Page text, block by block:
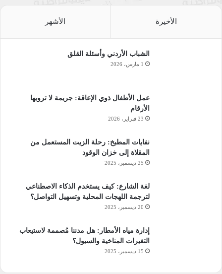
الأخيرة الأشهر
الشباب الأردني وأسئلة القلق
1 مارس، 2026
عمل الأطفال ذوي الإعاقة: جريمة لا ترويها
الأرقام
23 فبراير، 2026
نفايات المطبخ: رحلة الزيت المستعمل من
المقلاة إلى خزان الوقود
25 ديسمبر، 2025
لغة الشارع: كيف يستخدم الذكاء الاصطناعي
لترجمة اللهجات المحلية وتسهيل التواصل؟
20 ديسمبر، 2025
إدارة مياه الأمطار: هل مدننا مُصممة لاستيعاب
التغيرات المناخية والسيول؟
15 ديسمبر، 2025